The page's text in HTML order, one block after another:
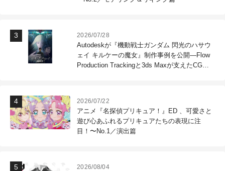
2026/07/28
Autodeskが『機動戦士ガンダム 閃光のハサウ
ェイ キルケーの魔女』制作事例を公開―Flow
Production Trackingと3ds Maxが支えたCG制
2026/07/22
アニメ『名探偵プリキュア！』ED 、可愛さと
遊び心あふれるプリキュアたちの表現に注
目！〜No.1／演出篇
2026/08/04